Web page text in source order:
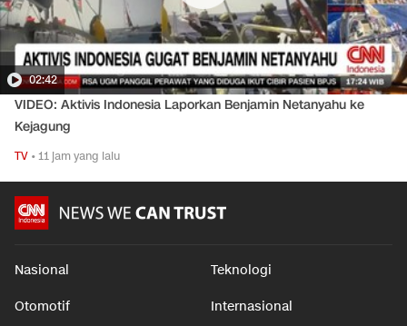
02:42
VIDEO: Aktivis Indonesia Laporkan Benjamin Netanyahu ke
Kejagung
TV •11 jam yang lalu
Nasional Teknologi
Otomotif Internasional